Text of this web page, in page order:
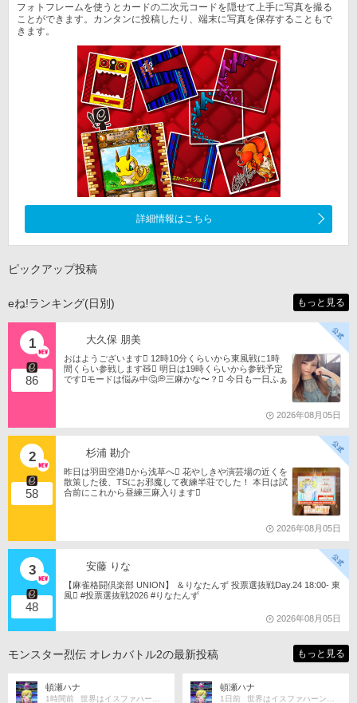
フォトフレームを使うとカードの二次元コードを隠せて上手に写真を撮る
ことができます。カンタンに投稿したり、端末に写真を保存することもで
きます。
詳細情報はこちら
ピックアップ投稿
eね!ランキング(日別) もっと見る
1
86
大久保 朋美
おはようございます󾀀️ 12時10分くらいから東風戦に1時
間くらい参戦します🧸󾬏 明日は19時くらいから参戦予定
です󾭨️モードは悩み中🤔💭三麻かな〜？󾠋️ 今日も一日ふぁ
2026年08月05日
2
58
杉浦 勘介
昨日は羽田空港󾟩️から浅草へ󾟠 花やしきや演芸場の近くを
散策した後、TSにお邪魔して夜練半荘でした！ 本日は試
合前にこれから昼練三麻入ります󾠋️
2026年08月05日
3
48
安藤 りな
【麻雀格闘倶楽部 UNION】 ＆りなたんず 投票選抜戦Day.24 18:00- 東
風󾁃 #投票選抜戦2026 #りなたんず
2026年08月05日
モンスター烈伝 オレカバトル2の最新投稿 もっと見る
頓瀬ハナ
1時間前 世界はイスファハーンの倍
頓瀬ハナ
1日前 世界はイスファハーンの倍